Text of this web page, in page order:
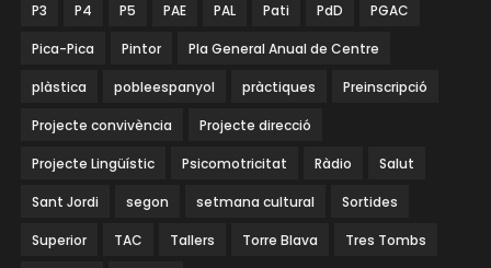
P3 P4 P5 PAE PAL Pati PdD PGAC
Pica-Pica Pintor Pla General Anual de Centre
plàstica pobleespanyol pràctiques Preinscripció
Projecte convivència Projecte direcció
Projecte Lingüístic Psicomotricitat Ràdio Salut
Sant Jordi segon setmana cultural Sortides
Superior TAC Tallers Torre Blava Tres Tombs